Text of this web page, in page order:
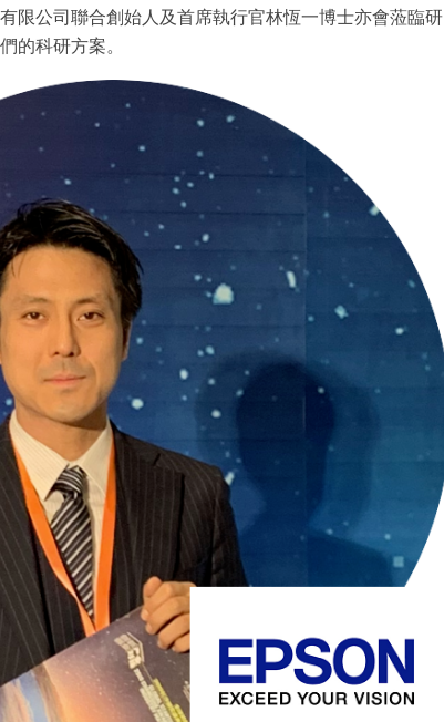
限公司聯合創始人及首席執行官林恆一博士亦會蒞臨研
的科研方案。